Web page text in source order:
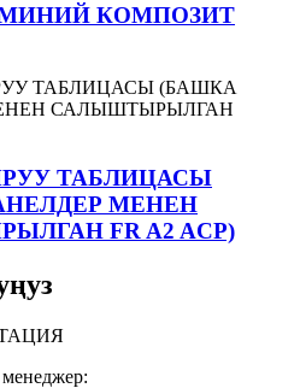
КОМПОЗИТ
ТАБЛИЦАСЫ
МЕНЕН
FR A2 ACP)